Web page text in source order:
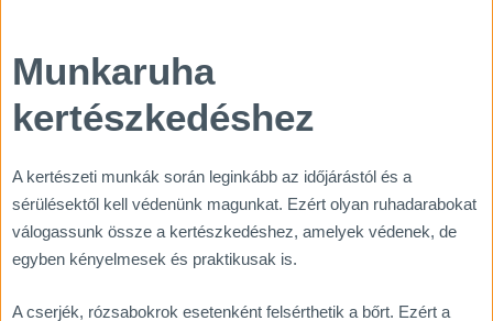
Munkaruha
kertészkedéshez
A kertészeti munkák során leginkább az időjárástól és a
sérülésektől kell védenünk magunkat. Ezért olyan ruhadarabokat
válogassunk össze a kertészkedéshez, amelyek védenek, de
egyben kényelmesek és praktikusak is.
A cserjék, rózsabokrok esetenként felsérthetik a bőrt. Ezért a